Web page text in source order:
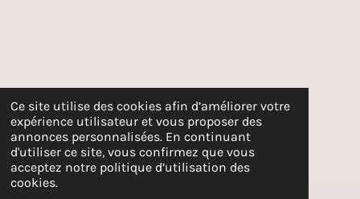
Ce site utilise des cookies afin d’améliorer votre
expérience utilisateur et vous proposer des
annonces personnalisées. En continuant
d'utiliser ce site, vous confirmez que vous
acceptez notre politique d’utilisation des
cookies.